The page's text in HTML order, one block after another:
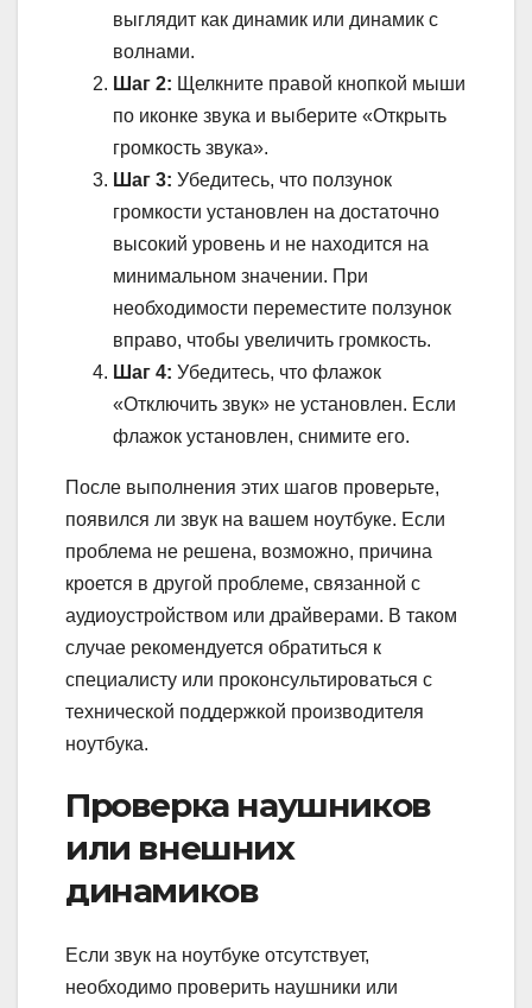
выглядит как динамик или динамик с
волнами.
Шаг 2: Щелкните правой кнопкой мыши
по иконке звука и выберите «Открыть
громкость звука».
Шаг 3: Убедитесь, что ползунок
громкости установлен на достаточно
высокий уровень и не находится на
минимальном значении. При
необходимости переместите ползунок
вправо, чтобы увеличить громкость.
Шаг 4: Убедитесь, что флажок
«Отключить звук» не установлен. Если
флажок установлен, снимите его.
После выполнения этих шагов проверьте,
появился ли звук на вашем ноутбуке. Если
проблема не решена, возможно, причина
кроется в другой проблеме, связанной с
аудиоустройством или драйверами. В таком
случае рекомендуется обратиться к
специалисту или проконсультироваться с
технической поддержкой производителя
ноутбука.
Проверка наушников
или внешних
динамиков
Если звук на ноутбуке отсутствует,
необходимо проверить наушники или